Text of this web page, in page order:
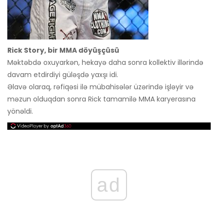
Rick Story, bir MMA döyüşçüsü
Məktəbdə oxuyarkən, hekayə daha sonra kollektiv illərində
davam etdirdiyi güləşdə yaxşı idi.
Əlavə olaraq, rəfiqəsi ilə mübahisələr üzərində işləyir və
məzun olduqdan sonra Rick tamamilə MMA karyerasına
yönəldi.
ad